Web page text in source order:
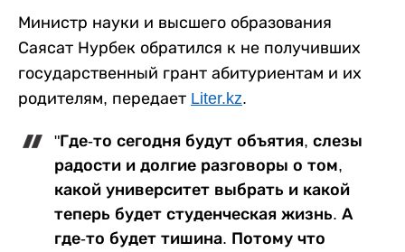
Министр науки и высшего образования
Саясат Нурбек обратился к не получивших
государственный грант абитуриентам и их
родителям, передает Liter.kz.
"Где-то сегодня будут объятия, слезы
радости и долгие разговоры о том,
какой университет выбрать и какой
теперь будет студенческая жизнь. А
где-то будет тишина. Потому что